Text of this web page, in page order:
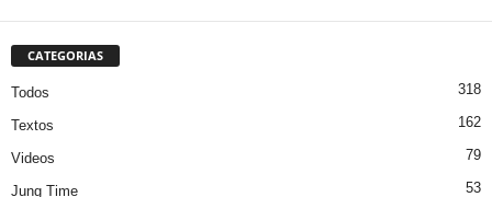
CATEGORIAS
Todos 318
Textos 162
Videos 79
Jung Time 53